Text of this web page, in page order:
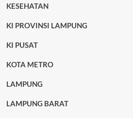
KESEHATAN
KI PROVINSI LAMPUNG
KI PUSAT
KOTA METRO
LAMPUNG
LAMPUNG BARAT